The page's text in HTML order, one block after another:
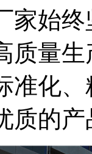
家始
质量
准化
质的